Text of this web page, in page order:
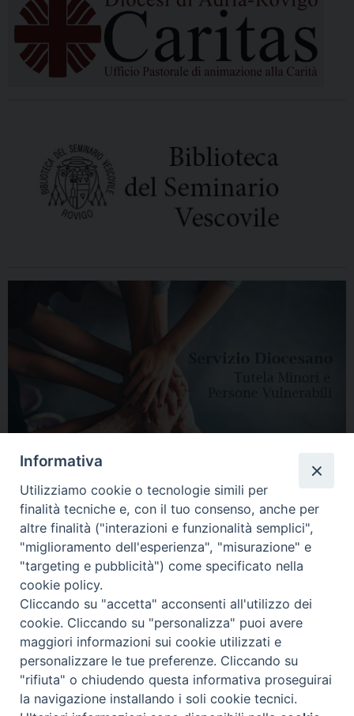
HOME DIOCESI VESCOVO CURIA VESCOVILE NEWS
APPUNTAMENTI CONTATTI SERVIZIO ANTENATI
Copyright © 2018 - 2021Diocesi di Adria Rovigo.All Rights Reserved.
Informativa
Utilizziamo cookie o tecnologie simili per
finalità tecniche e, con il tuo consenso, anche per
altre finalità ("interazioni e funzionalità semplici",
"miglioramento dell'esperienza", "misurazione" e
"targeting e pubblicità") come specificato nella
cookie policy.
Cliccando su "accetta" acconsenti all'utilizzo dei
cookie. Cliccando su "personalizza" puoi avere
maggiori informazioni sui cookie utilizzati e
personalizzare le tue preferenze. Cliccando su
"rifiuta" o chiudendo questa informativa proseguirai
la navigazione installando i soli cookie tecnici.